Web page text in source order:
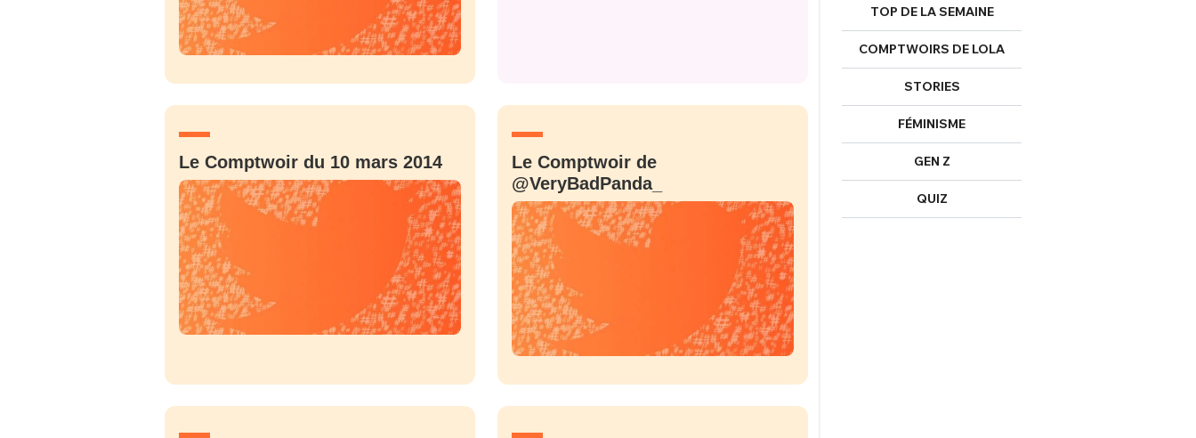
Le Comptwoir du 10 mars 2014
Le Comptwoir de
@VeryBadPanda_
TOP DE LA SEMAINE
COMPTWOIRS DE LOLA
STORIES
FÉMINISME
GEN Z
QUIZ
Bienvenue !
PSEUDO*
Connexion
PSEUDO
VOTRE PARTICIPATION